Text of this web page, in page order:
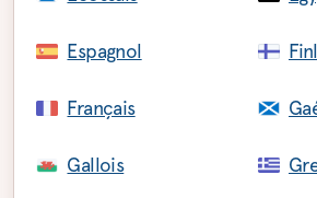
Espagnol
Français
Gallois